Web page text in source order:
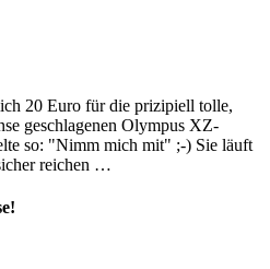
20 Euro für die prizipiell tolle,
geschlagenen Olympus XZ-
so: "Nimm mich mit" ;-) Sie läuft
reichen …